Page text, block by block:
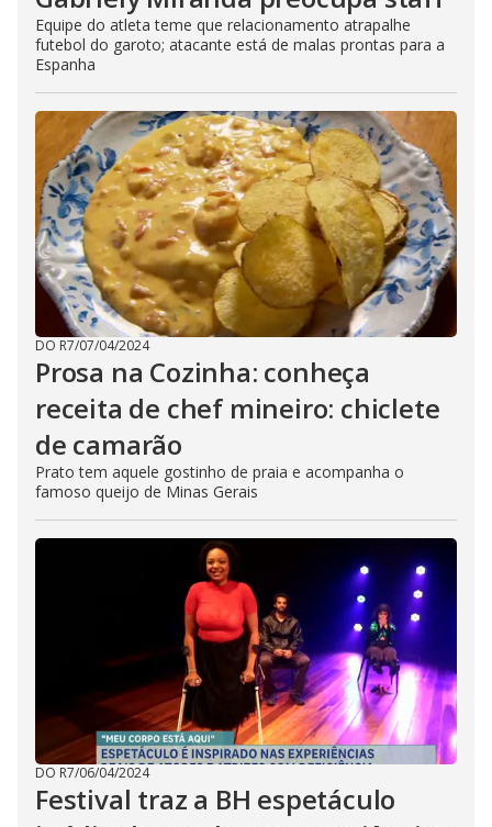
Equipe do atleta teme que relacionamento atrapalhe
futebol do garoto; atacante está de malas prontas para a
Espanha
DO R7/07/04/2024
Prosa na Cozinha: conheça
receita de chef mineiro: chiclete
de camarão
Prato tem aquele gostinho de praia e acompanha o
famoso queijo de Minas Gerais
DO R7/06/04/2024
Festival traz a BH espetáculo